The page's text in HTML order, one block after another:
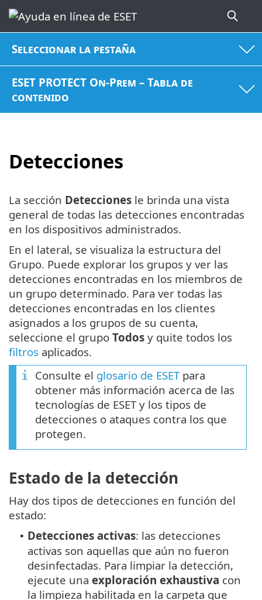
Seleccionar la pestaña
ESET PROTECT On-Prem – Tabla de
contenido
Detecciones
La sección Detecciones le brinda una vista
general de todas las detecciones encontradas
en los dispositivos administrados.
En el lateral, se visualiza la estructura del
Grupo. Puede explorar los grupos y ver las
detecciones encontradas en los miembros de
un grupo determinado. Para ver todas las
detecciones encontradas en los clientes
asignados a los grupos de su cuenta,
seleccione el grupo Todos y quite todos los
filtros aplicados.
Consulte el glosario de ESETpara
obtener más información acerca de las
tecnologías de ESET y los tipos de
detecciones o ataques contra los que
protegen.
Estado de la detección
Hay dos tipos de detecciones en función del
estado:
• Detecciones activas: las detecciones
activas son aquellas que aún no fueron
desinfectadas. Para limpiar la detección,
ejecute una exploración exhaustiva con
la limpieza habilitada en la carpeta que